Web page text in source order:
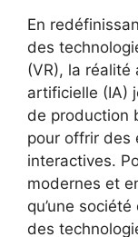
En
des
(VR), la réalité
artificielle (IA)
de production
pour offrir des
interactives.
modernes et
qu’une
des